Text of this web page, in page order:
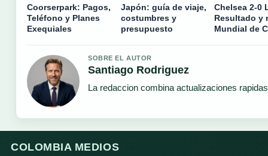
Coorserpark: Pagos,
Teléfono y Planes
Exequiales
Japón: guía de viaje,
costumbres y
presupuesto
Chelsea 2-0
Resultado y
Mundial de
SOBRE EL AUTOR
Santiago Rodriguez
La redaccion combina actualizaciones
COLOMBIA MEDIOS